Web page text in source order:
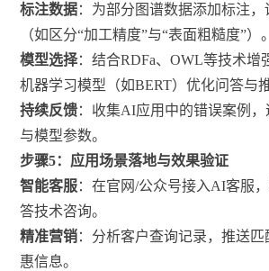
标注数据：为部分图谱数据添加标注
（如区分“加工精度”与“表面粗糙度”）。
模型选择：结合RDFa、OWL等技术增
机器学习模型（如BERT）优化问答与
持续反馈：收集AI应用中的错误案例
与模型参数。
步骤5：应用场景落地与效果验证
智能客服：在官网/公众号接入AI客服
答技术咨询。
精准营销：分析客户查询记录，推送
惠信息。